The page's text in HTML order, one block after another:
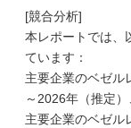
[競合分析]
本レポートでは、
ています：
主要企業のベゼル
～2026年（推定）
主要企業のベゼル